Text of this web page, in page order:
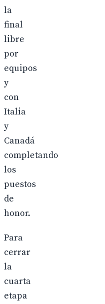
la
final
libre
por
equipos
y
con
Italia
y
Canadá
completando
los
puestos
de
honor.
Para
cerrar
la
cuarta
etapa